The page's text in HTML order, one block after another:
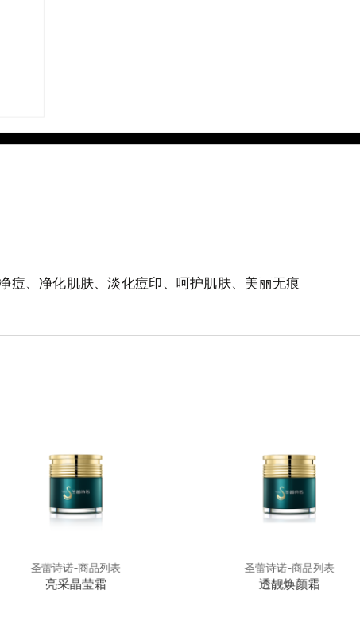
痘、净化肌肤、淡化痘印、呵护肌肤、美丽无痕
圣蕾诗诺-商品列表
亮采晶莹霜
圣蕾诗诺-商品列表
透靓焕颜霜